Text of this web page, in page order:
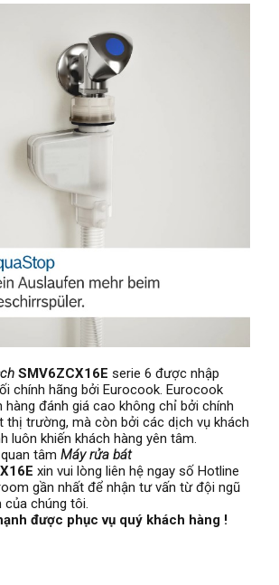
SMV6ZCX16E serie 6 được nhập
chính hãng bởi Eurocook. Eurocook
hàng đánh giá cao không chỉ bởi chính
thị trường, mà còn bởi các dịch vụ khách
luôn khiến khách hàng yên tâm.
tâm Máy rửa bát
xin vui lòng liên hệ ngay số Hotline
gần nhất để nhận tư vấn từ đội ngũ
của chúng tôi.
được phục vụ quý khách hàng !